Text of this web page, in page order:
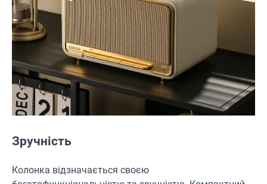
Зручність
Колонка відзначається своєю